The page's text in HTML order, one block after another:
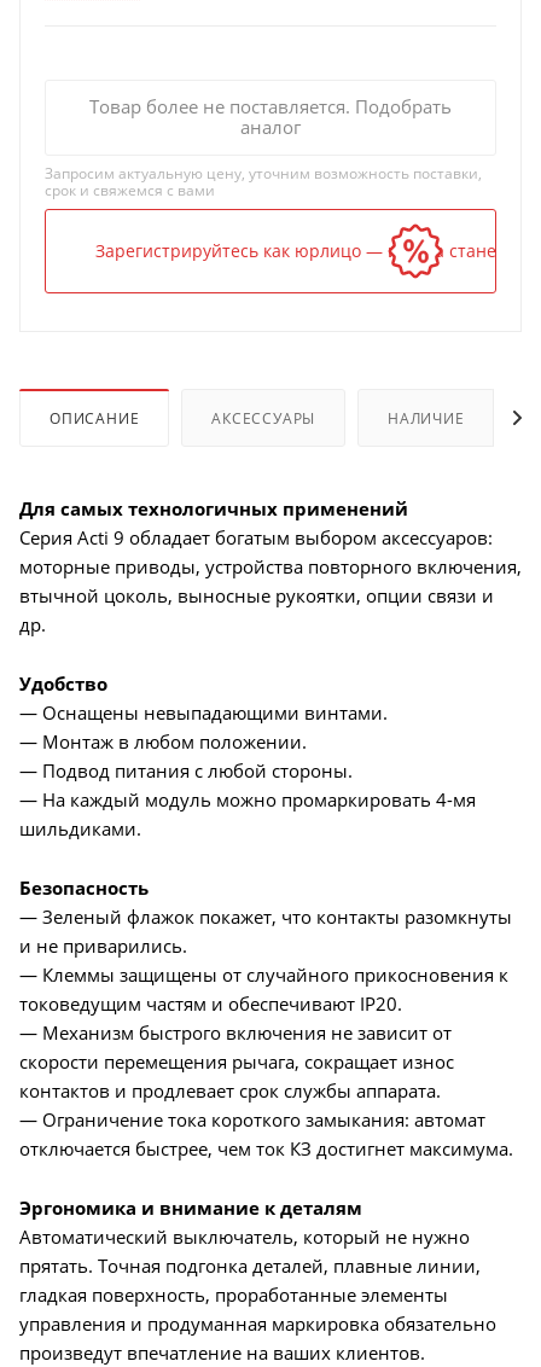
Товар более не поставляется. Подобрать
аналог
Запросим актуальную цену, уточним возможность поставки,
срок и свяжемся с вами
Зарегистрируйтесь как юрлицо — и цена станет
ОПИСАНИЕ АКСЕССУАРЫ НАЛИЧИЕ
Для самых технологичных применений
Серия Acti 9 обладает богатым выбором аксессуаров:
моторные приводы, устройства повторного включения,
втычной цоколь, выносные рукоятки, опции связи и
др.
Удобство
— Оснащены невыпадающими винтами.
— Монтаж в любом положении.
— Подвод питания с любой стороны.
— На каждый модуль можно промаркировать 4-мя
шильдиками.
Безопасность
— Зеленый флажок покажет, что контакты разомкнуты
и не приварились.
— Клеммы защищены от случайного прикосновения к
токоведущим частям и обеспечивают IP20.
— Механизм быстрого включения не зависит от
скорости перемещения рычага, сокращает износ
контактов и продлевает срок службы аппарата.
— Ограничение тока короткого замыкания: автомат
отключается быстрее, чем ток КЗ достигнет максимума.
Эргономика и внимание к деталям
Автоматический выключатель, который не нужно
прятать. Точная подгонка деталей, плавные линии,
гладкая поверхность, проработанные элементы
управления и продуманная маркировка обязательно
произведут впечатление на ваших клиентов.